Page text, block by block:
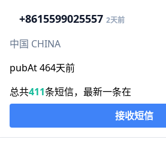
+8615599025557 2天前
中国 CHINA
pubAt 464天前
总共411条短信，最新一条在
接收短信